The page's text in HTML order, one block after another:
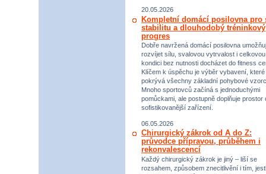
20.05.2026
Kompletní domácí posilovna pro
stabilitu a dlouhodobý tréninkový
progres
Dobře navržená domácí posilovna
rozvíjet sílu, svalovou vytrvalost i celkovou
kondici bez nutnosti docházet do fitness
Klíčem k úspěchu je výběr vybavení, které
pokrývá všechny základní pohybové
Mnoho sportovců začíná s jednoduchými
pomůckami, ale postupně doplňuje prostor
sofistikovanější zařízení.
06.05.2026
Chirurgický zákrok od A do Z:
průvodce přípravou, průběhem i
rekonvalescencí
Každý chirurgický zákrok je jiný – liší se
rozsahem, způsobem znecitlivění i tím,